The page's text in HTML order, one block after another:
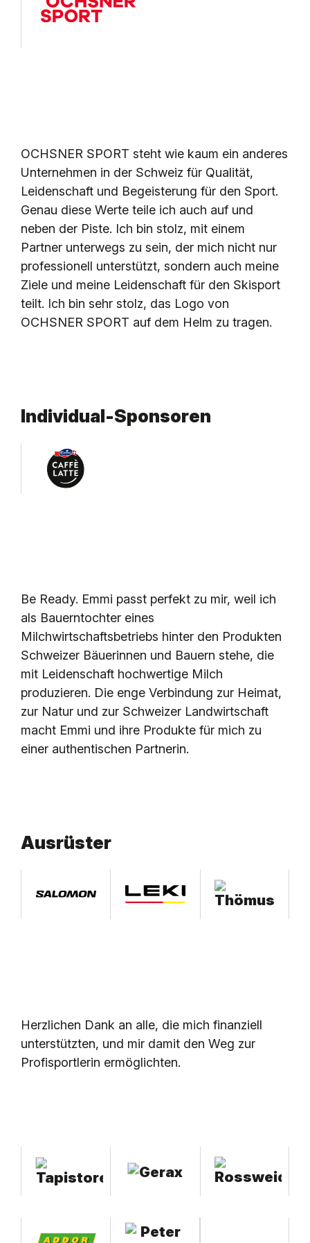
OCHSNER SPORT steht wie kaum ein anderes
Unternehmen in der Schweiz für Qualität,
Leidenschaft und Begeisterung für den Sport.
Genau diese Werte teile ich auch auf und
neben der Piste. Ich bin stolz, mit einem
Partner unterwegs zu sein, der mich nicht nur
professionell unterstützt, sondern auch meine
Ziele und meine Leidenschaft für den Skisport
teilt. Ich bin sehr stolz, das Logo von
OCHSNER SPORT auf dem Helm zu tragen.
Individual-Sponsoren
Be Ready. Emmi passt perfekt zu mir, weil ich
als Bauerntochter eines
Milchwirtschaftsbetriebs hinter den Produkten
Schweizer Bäuerinnen und Bauern stehe, die
mit Leidenschaft hochwertige Milch
produzieren. Die enge Verbindung zur Heimat,
zur Natur und zur Schweizer Landwirtschaft
macht Emmi und ihre Produkte für mich zu
einer authentischen Partnerin.
Ausrüster
Herzlichen Dank an alle, die mich finanziell
unterstützten, und mir damit den Weg zur
Profisportlerin ermöglichten.